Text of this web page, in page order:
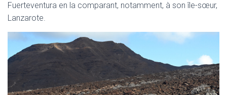
Fuerteventura en la comparant, notamment, à son île-sœur,
Lanzarote.